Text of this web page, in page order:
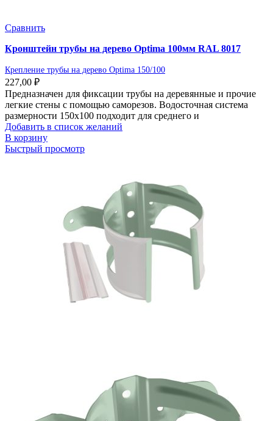
Сравнить
Кронштейн трубы на дерево Optima 100мм RAL 8017
Крепление трубы на дерево Optima 150/100
227,00 ₽
Предназначен для фиксации трубы на деревянные и прочие
легкие стены с помощью саморезов. Водосточная система
размерности 150х100 подходит для среднего и
Добавить в список желаний
В корзину
Быстрый просмотр